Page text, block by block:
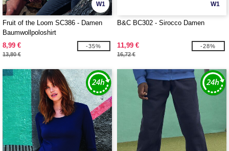
W1
Fruit of the Loom SC386 - Damen
Baumwollpoloshirt
8,99 €
13,80 €
-35%
W1
B&C BC302 - Sirocco Damen
11,99 €
16,72 €
-28%